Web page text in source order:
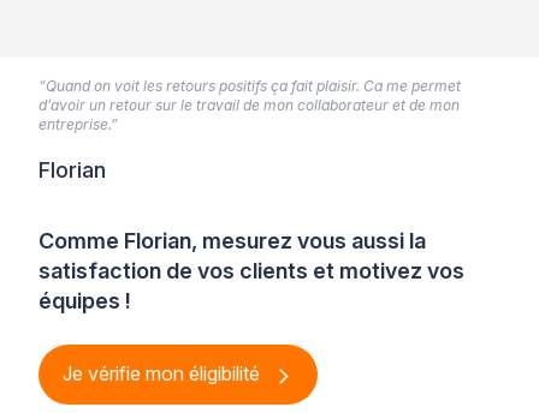
Comme Florian, mesurez vous aussi la
satisfaction de vos clients et motivez vos
équipes !
Je vérifie mon éligibilité
“Quand on voit les retours positifs ça fait plaisir. Ca me permet
d’avoir un retour sur le travail de mon collaborateur et de mon
entreprise.”
Florian